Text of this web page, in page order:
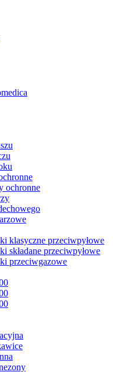
ochronne
klasyczne przeciwpyłowe
składane przeciwpyłowe
przeciwgazowe